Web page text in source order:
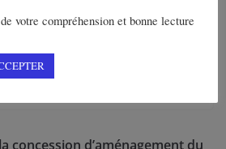
ICOSH, a obtenu une extension
concession d’aménagement du
votre compréhension et bonne lecture